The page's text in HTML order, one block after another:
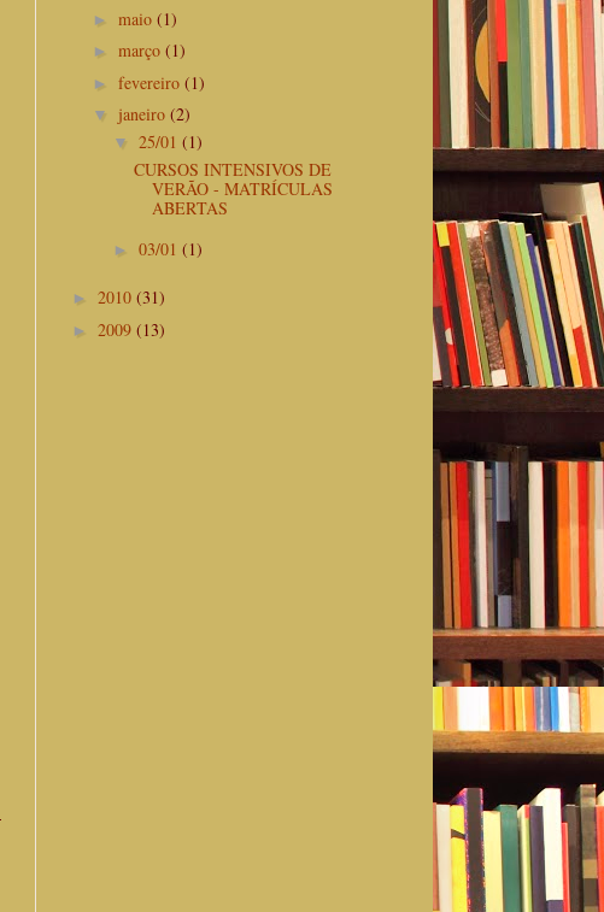
► maio (1)
► março (1)
► fevereiro (1)
▼ janeiro (2)
▼ 25/01 (1)
CURSOS INTENSIVOS DE
VERÃO - MATRÍCULAS
ABERTAS
► 03/01 (1)
► 2010 (31)
► 2009 (13)